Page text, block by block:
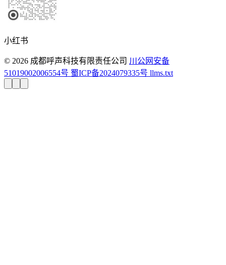
小红书
© 2026 成都呼声科技有限责任公司 川公网安备
51019002006554号 蜀ICP备2024079335号 llms.txt